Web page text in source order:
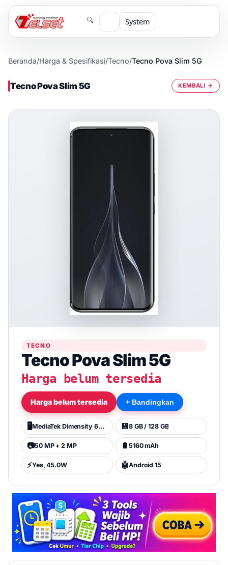
🔍 System
Beranda/Harga & Spesifikasi/Tecno/Tecno Pova Slim 5G
Tecno Pova Slim 5G KEMBALI →
TECNO
Tecno Pova Slim 5G
Harga belum tersedia
Harga belum tersedia + Bandingkan
🖥️ MediaTek Dimensity 6400 💾8 GB / 128 GB
📷50 MP + 2 MP 🔋 5160 mAh
⚡Yes, 45.0W 🤖Android 15